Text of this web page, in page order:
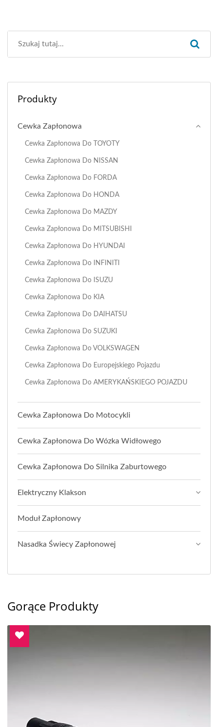
Produkty
Cewka Zapłonowa
Cewka Zapłonowa Do TOYOTY
Cewka Zapłonowa Do NISSAN
Cewka Zapłonowa Do FORDA
Cewka Zapłonowa Do HONDA
Cewka Zapłonowa Do MAZDY
Cewka Zapłonowa Do MITSUBISHI
Cewka Zapłonowa Do HYUNDAI
Cewka Zapłonowa Do INFINITI
Cewka Zapłonowa Do ISUZU
Cewka Zapłonowa Do KIA
Cewka Zapłonowa Do DAIHATSU
Cewka Zapłonowa Do SUZUKI
Cewka Zapłonowa Do VOLKSWAGEN
Cewka Zapłonowa Do Europejskiego Pojazdu
Cewka Zapłonowa Do AMERYKAŃSKIEGO POJAZDU
Cewka Zapłonowa Do Motocykli
Cewka Zapłonowa Do Wózka Widłowego
Cewka Zapłonowa Do Silnika Zaburtowego
Elektryczny Klakson
Moduł Zapłonowy
Nasadka Świecy Zapłonowej
Gorące Produkty